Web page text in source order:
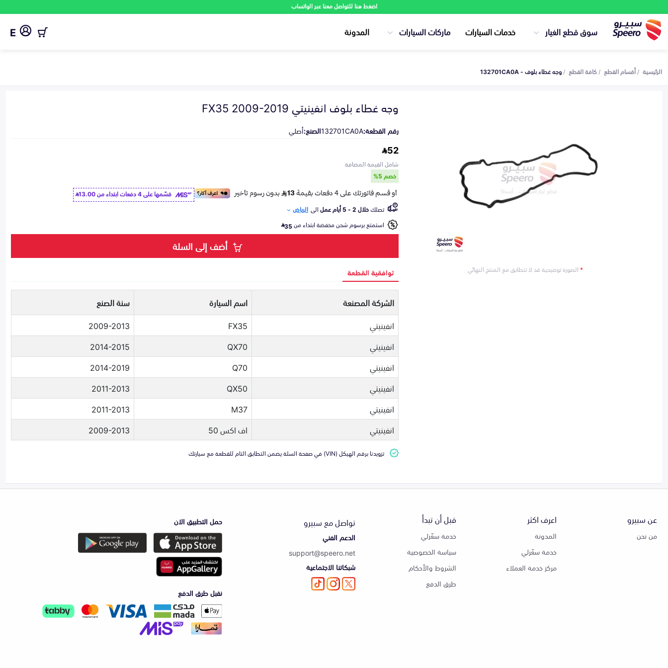
اضغط هنا للتواصل معنا عبر الواتساب
سوق قطع الغيار خدمات السيارات ماركات السيارات المدونة E
الرئيسية أقسام القطع كافة القطع وجه غطاء بلوف - 132701CA0A
*الصورة توضيحية قد لا تتطابق مع المنتج النهائي
وجه غطاء بلوف انفينيتي FX35 2009-2019
رقم القطعة:132701CA0Aالصنع:أصلي
52
شامل القيمة المضافة
خصم 5%
قسّمها على 4 دفعات ابتداء من
13.00
تصلكخلال 2 - 5 أيام عمل الى الرياض
استمتع برسوم شحن مخفضة ابتداء من35
أضف إلى السلة
توافقية القطعة
الشركة المصنعة اسم السيارة
سنة الصنع
انفينيتي
FX35
2009-2013
انفينيتي
QX70
2014-2015
انفينيتي
Q70
2014-2019
انفينيتي
QX50
2011-2013
انفينيتي
M37
2011-2013
انفينيتي
اف اكس 50 2009-2013
تزويدنا برقم الهيكل (VIN) في صفحة السلة يضمن التطابق التام للقطعة مع سيارتك
عن سبيرو
من نحن
اعرف اكثر
المدونة
خدمة سعّرلي
مركز خدمة العملاء
قبل أن تبدأ
خدمة سعّرلي
سياسة الخصوصية
الشروط والأحكام
طرق الدفع
تواصل مع سبيرو
الدعم الفني
support@speero.net
شبكاتنا الاجتماعية
حمل التطبيق الان
نقبل طرق الدفع